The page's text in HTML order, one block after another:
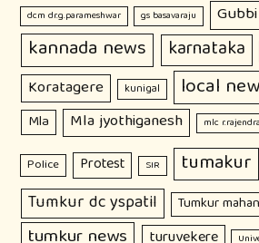
dcm dr.g.parameshwar gs basavaraju Gubbi
kannada news karnataka
Koratagere kunigal local
Mla Mla jyothiganesh mlc r.rajendra
Police Protest SIR tumakur
Tumkur dc yspatil Tumkur